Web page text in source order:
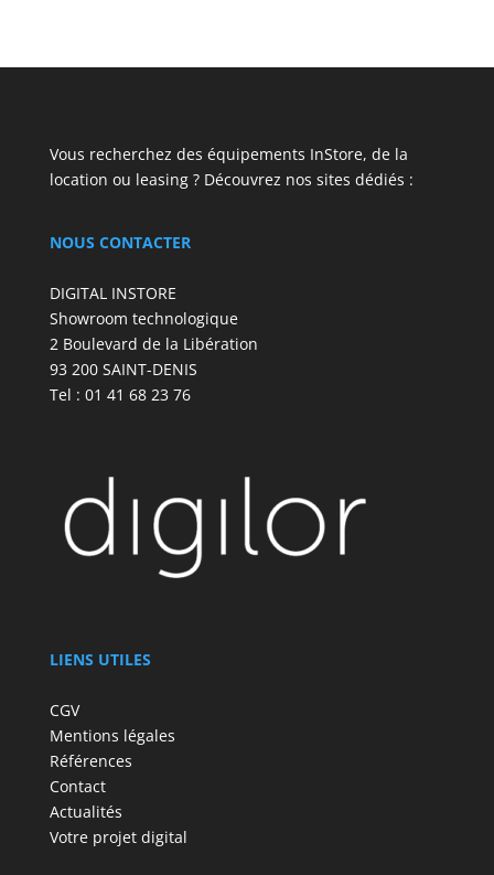
Vous recherchez des équipements InStore, de la
location ou leasing ? Découvrez nos sites dédiés :
NOUS CONTACTER
DIGITAL INSTORE
Showroom technologique
2 Boulevard de la Libération
93 200 SAINT-DENIS
Tel : 01 41 68 23 76
LIENS UTILES
CGV
Mentions légales
Références
Contact
Actualités
Votre projet digital